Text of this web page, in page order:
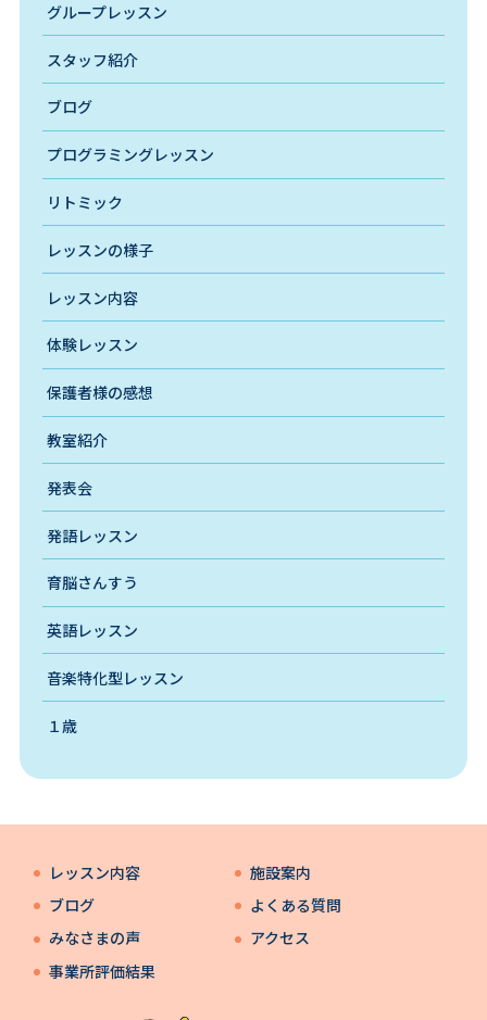
グループレッスン
スタッフ紹介
ブログ
プログラミングレッスン
リトミック
レッスンの様子
レッスン内容
体験レッスン
保護者様の感想
教室紹介
発表会
発語レッスン
育脳さんすう
英語レッスン
音楽特化型レッスン
１歳
レッスン内容
施設案内
ブログ
よくある質問
みなさまの声
アクセス
事業所評価結果